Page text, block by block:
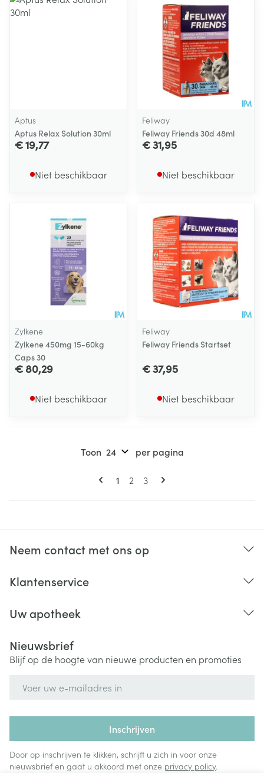
Aptus
Aptus Relax Solution 30ml
€ 19,77
Niet beschikbaar
Feliway
Feliway Friends 30d 48ml
€ 31,95
Niet beschikbaar
Zylkene
Zylkene 450mg 15-60kg
Caps 30
€ 80,29
Niet beschikbaar
Feliway
Feliway Friends Startset
€ 37,95
Niet beschikbaar
Pagina's
U lees momenteel pagina
1 Pagina
2 Pagina
3
Toon per pagina
Neem contact met ons op
Klantenservice
Uw apotheek
Nieuwsbrief
Blijf op de hoogte van nieuwe producten en promoties
Inschrijven
Door op inschrijven te klikken, schrijft u zich in voor onze
nieuwsbrief en gaat u akkoord met onze privacy policy.